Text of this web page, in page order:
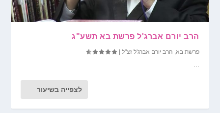
הרב יורם אברג'ל פרשת בא תשע"ג
פרשת בא, הרב יורם אברג'ל זצ"ל |
לצפייה בשיעור